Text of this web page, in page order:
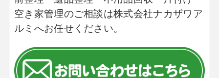
空き家管理のご相談は株式会社ナカザワア
ルミへお任せください。